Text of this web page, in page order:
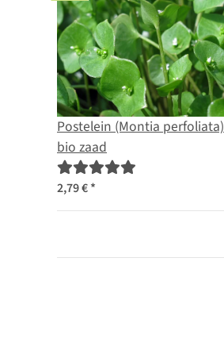
Postelein (Montia perfoliata)
bio zaad
2,79 €*